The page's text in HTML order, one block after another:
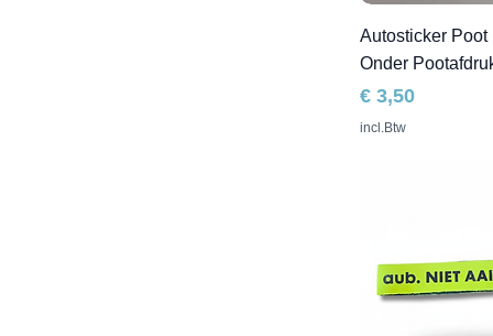
Autosticker Poot
Onder
Prijs
€ 3,50
incl.Btw